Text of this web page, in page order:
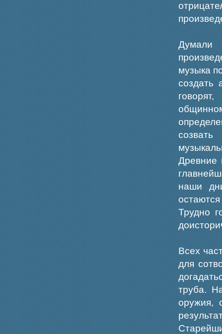
Думали
музыка
создать
Древние
наши
Трудно
Всех
для
труба.
оружия,